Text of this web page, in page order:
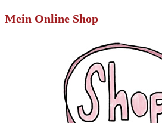
Mein Online Shop